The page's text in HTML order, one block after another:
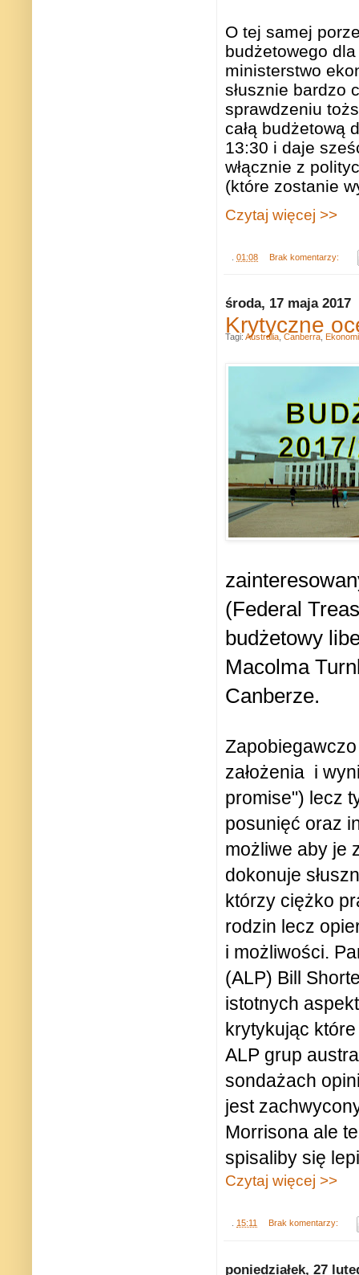
O tej samej
budżetowego
ministerstwo
słusznie bardzo
sprawdzeniu
całą budżetową
13:30 i daje
włącznie z
(które zostanie
Czytaj więcej >>
01:08 Brak komentarzy:
środa, 17 maja 2017
Krytyczne
(Federal
budżetowy
Macolma
Canberze.
Zapobiegawczo
założenia i
promise") lecz
posunięć oraz
możliwe aby je
dokonuje
którzy ciężko
rodzin lecz
i możliwości.
(ALP) Bill
istotnych
krytykując
ALP grup
sondażach
jest
Morrisona ale
spisaliby się
Czytaj więcej >>
15:11 Brak komentarzy:
Tagi: Australia Canberra
poniedziałek, 27